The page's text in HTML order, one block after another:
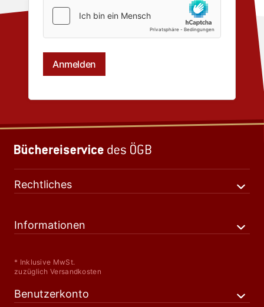
Rechtliches
Informationen
* Inklusive MwSt.
zuzüglich Versandkosten
Benutzerkonto